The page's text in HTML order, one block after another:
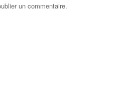
un commentaire.